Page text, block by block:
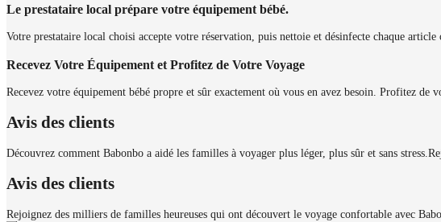
Le prestataire local prépare votre équipement bébé.
Votre prestataire local choisi accepte votre réservation, puis nettoie et désinfecte chaque
Recevez Votre Équipement et Profitez de Votre Voyage
Recevez votre équipement bébé propre et sûr exactement où vous en avez besoin. Profitez de
Avis des clients
Découvrez comment Babonbo a aidé les familles à voyager plus léger, plus sûr et sans stress.
Avis des clients
Rejoignez des milliers de familles heureuses qui ont découvert le voyage confortable avec